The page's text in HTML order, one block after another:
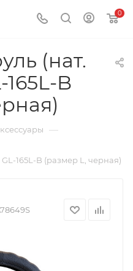
0
(нат.
165L-B
—
165L-B (размер L, черная)